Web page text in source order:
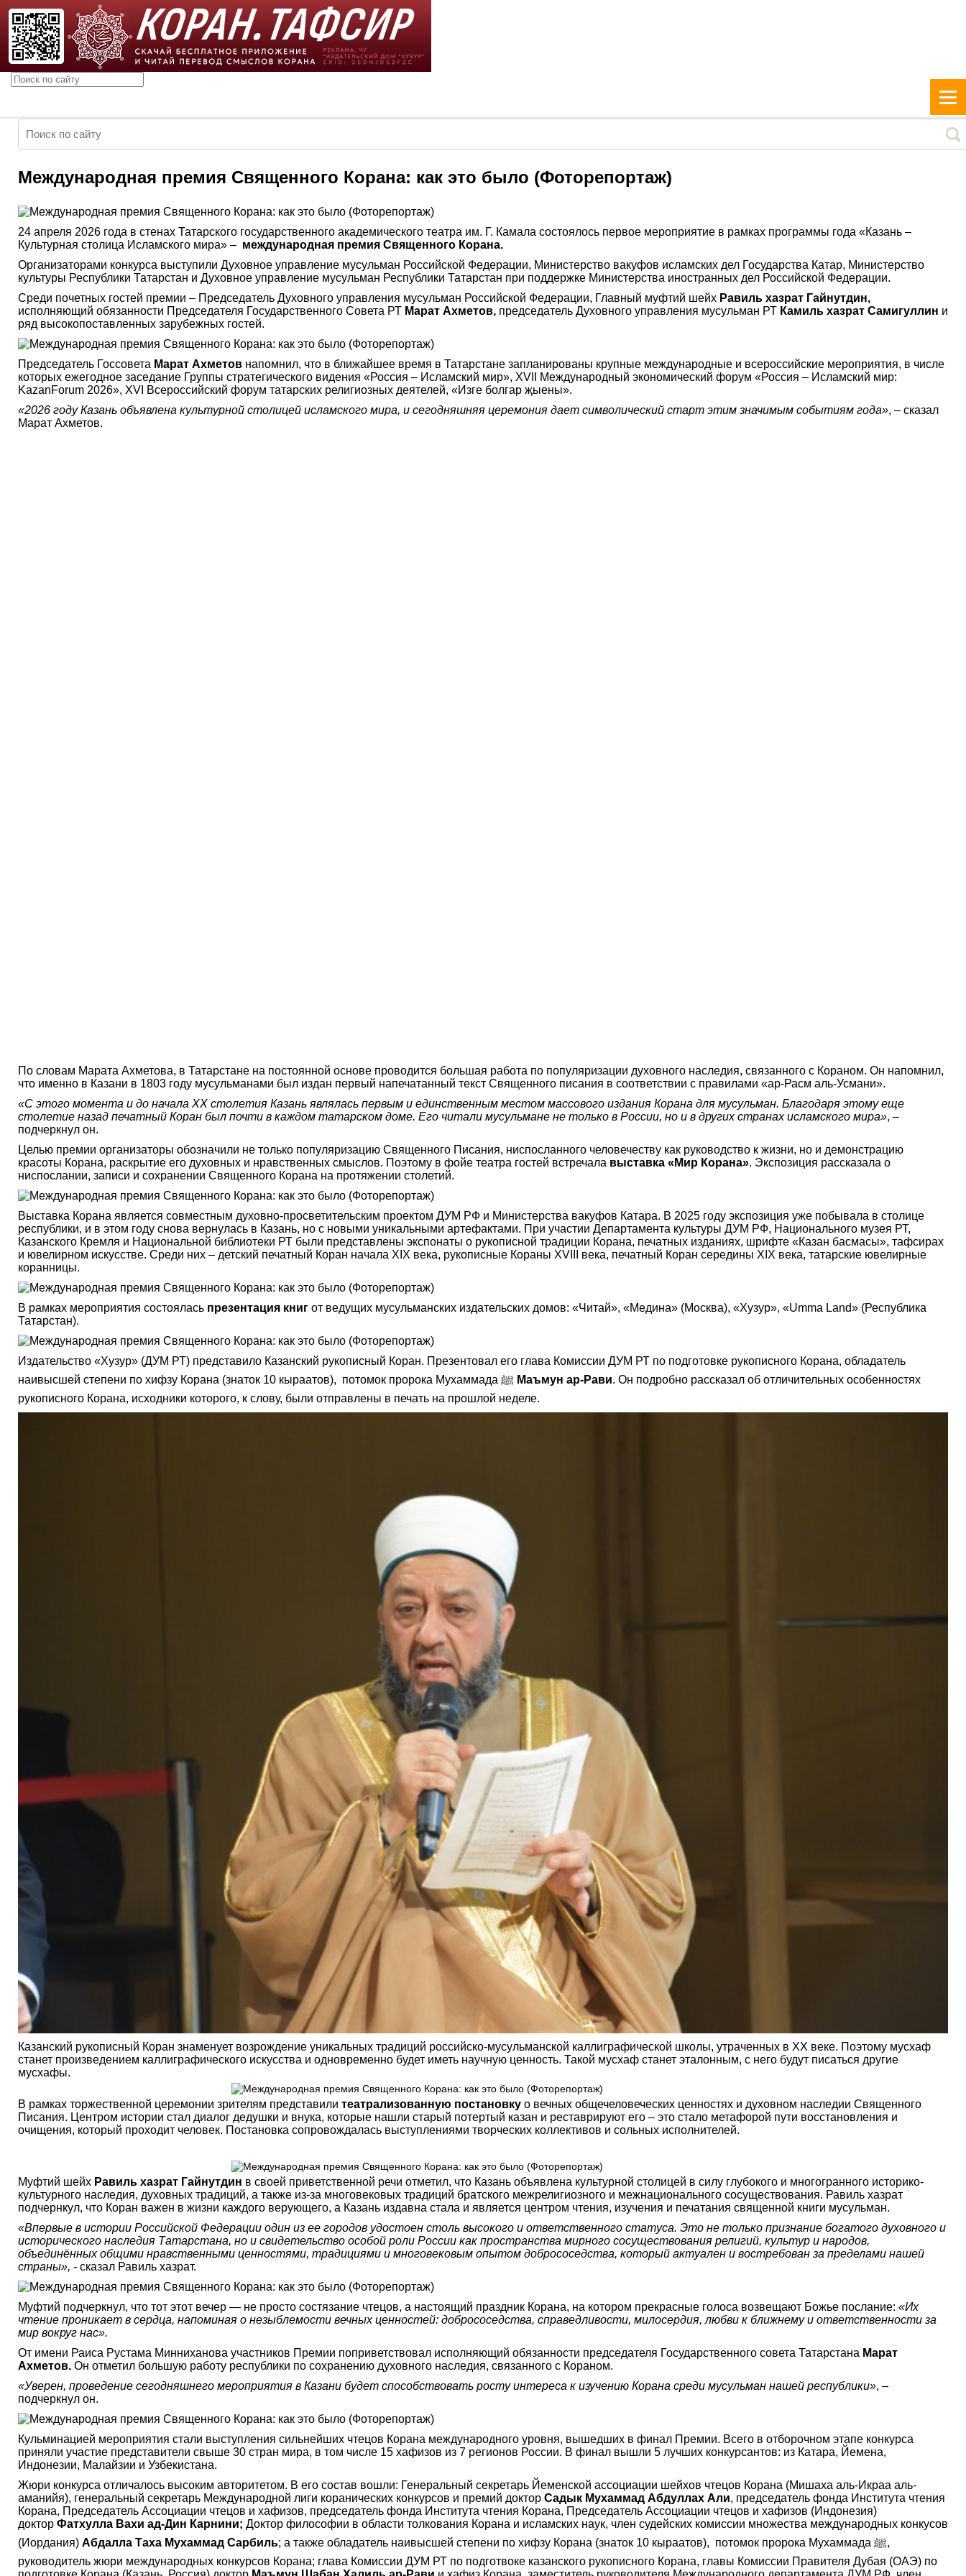
Международная премия Священного Корана: как это было (Фоторепортаж)
24 апреля 2026 года в стенах Татарского государственного академического театра им. Г. Камала состоялось первое мероприятие в рамках программы года «Казань –
Культурная столица Исламского мира» – международная премия Священного Корана.
Организаторами конкурса выступили Духовное управление мусульман Российской Федерации, Министерство вакуфов исламских дел Государства Катар, Министерство
культуры Республики Татарстан и Духовное управление мусульман Республики Татарстан при поддержке Министерства иностранных дел Российской Федерации.
Среди почетных гостей премии – Председатель Духовного управления мусульман Российской Федерации, Главный муфтий шейх Равиль хазрат Гайнутдин,
исполняющий обязанности Председателя Государственного Совета РТ Марат Ахметов, председатель Духовного управления мусульман РТ Камиль хазрат Самигуллин и
ряд высокопоставленных зарубежных гостей.
Председатель Госсовета Марат Ахметов напомнил, что в ближайшее время в Татарстане запланированы крупные международные и всероссийские мероприятия, в числе
которых ежегодное заседание Группы стратегического видения «Россия – Исламский мир», XVII Международный экономический форум «Россия – Исламский мир:
KazanForum 2026», XVI Всероссийский форум татарских религиозных деятелей, «Изге болгар җыены».
«2026 году Казань объявлена культурной столицей исламского мира, и сегодняшняя церемония дает символический старт этим значимым событиям года», – сказал
Марат Ахметов.
По словам Марата Ахметова, в Татарстане на постоянной основе проводится большая работа по популяризации духовного наследия, связанного с Кораном. Он напомнил,
что именно в Казани в 1803 году мусульманами был издан первый напечатанный текст Священного писания в соответствии с правилами «ар-Расм аль-Усмани».
«С этого момента и до начала ХХ столетия Казань являлась первым и единственным местом массового издания Корана для мусульман. Благодаря этому еще
столетие назад печатный Коран был почти в каждом татарском доме. Его читали мусульмане не только в России, но и в других странах исламского мира», –
подчеркнул он.
Целью премии организаторы обозначили не только популяризацию Священного Писания, ниспосланного человечеству как руководство к жизни, но и демонстрацию
красоты Корана, раскрытие его духовных и нравственных смыслов. Поэтому в фойе театра гостей встречала выставка «Мир Корана». Экспозиция рассказала о
ниспослании, записи и сохранении Священного Корана на протяжении столетий.
Выставка Корана является совместным духовно-просветительским проектом ДУМ РФ и Министерства вакуфов Катара. В 2025 году экспозиция уже побывала в столице
республики, и в этом году снова вернулась в Казань, но с новыми уникальными артефактами. При участии Департамента культуры ДУМ РФ, Национального музея РТ,
Казанского Кремля и Национальной библиотеки РТ были представлены экспонаты о рукописной традиции Корана, печатных изданиях, шрифте «Казан басмасы», тафсирах
и ювелирном искусстве. Среди них – детский печатный Коран начала XIX века, рукописные Кораны XVIII века, печатный Коран середины XIX века, татарские ювелирные
коранницы.
В рамках мероприятия состоялась презентация книг от ведущих мусульманских издательских домов: «Читай», «Медина» (Москва), «Хузур», «Umma Land» (Республика
Татарстан).
Издательство «Хузур» (ДУМ РТ) представило Казанский рукописный Коран. Презентовал его глава Комиссии ДУМ РТ по подготовке рукописного Корана, обладатель
Маъмун ар-Рави. Он подробно рассказал об отличительных особенностях
рукописного Корана, исходники которого, к слову, были отправлены в печать на прошлой неделе.
Казанский рукописный Коран знаменует возрождение уникальных традиций российско-мусульманской каллиграфической школы, утраченных в XX веке. Поэтому мусхаф
станет произведением каллиграфического искусства и одновременно будет иметь научную ценность. Такой мусхаф станет эталонным, с него будут писаться другие
мусхафы.
В рамках торжественной церемонии зрителям представили театрализованную постановку о вечных общечеловеческих ценностях и духовном наследии Священного
Писания. Центром истории стал диалог дедушки и внука, которые нашли старый потертый казан и реставрируют его – это стало метафорой пути восстановления и
очищения, который проходит человек. Постановка сопровождалась выступлениями творческих коллективов и сольных исполнителей.
Муфтий шейх Равиль хазрат Гайнутдин в своей приветственной речи отметил, что Казань объявлена культурной столицей в силу глубокого и многогранного историко-
культурного наследия, духовных традиций, а также из-за многовековых традиций братского межрелигиозного и межнационального сосуществования. Равиль хазрат
подчернкул, что Коран важен в жизни каждого верующего, а Казань издавна стала и является центром чтения, изучения и печатания священной книги мусульман.
«Впервые в истории Российской Федерации один из ее городов удостоен столь высокого и ответственного статуса. Это не только признание богатого духовного и
исторического наследия Татарстана, но и свидетельство особой роли России как пространства мирного сосуществования религий, культур и народов,
объединённых общими нравственными ценностями, традициями и многовековым опытом добрососедства, который актуален и востребован за пределами нашей
страны», - сказал Равиль хазрат.
Муфтий подчеркнул, что тот этот вечер — не просто состязание чтецов, а настоящий праздник Корана, на котором прекрасные голоса возвещают Божье послание: «Их
чтение проникает в сердца, напоминая о незыблемости вечных ценностей: добрососедства, справедливости, милосердия, любви к ближнему и ответственности за
мир вокруг нас».
От имени Раиса Рустама Минниханова участников Премии поприветствовал исполняющий обязанности председателя Государственного совета Татарстана Марат
Ахметов. Он отметил большую работу республики по сохранению духовного наследия, связанного с Кораном.
«Уверен, проведение сегодняшнего мероприятия в Казани будет способствовать росту интереса к изучению Корана среди мусульман нашей республики», –
подчеркнул он.
Кульминацией мероприятия стали выступления сильнейших чтецов Корана международного уровня, вышедших в финал Премии. Всего в отборочном этапе конкурса
приняли участие представители свыше 30 стран мира, в том числе 15 хафизов из 7 регионов России. В финал вышли 5 лучших конкурсантов: из Катара, Йемена,
Индонезии, Малайзии и Узбекистана.
Жюри конкурса отличалось высоким авторитетом. В его состав вошли: Генеральный секретарь Йеменской ассоциации шейхов чтецов Корана (Мишаха аль-Икраа аль-
аманийя), генеральный секретарь Международной лиги коранических конкурсов и премий доктор Садык Мухаммад Абдуллах Али, председатель фонда Института чтения
Корана, Председатель Ассоциации чтецов и хафизов, председатель фонда Института чтения Корана, Председатель Ассоциации чтецов и хафизов (Индонезия)
доктор Фатхулла Вахи ад-Дин Карнини; Доктор философии в области толкования Корана и исламских наук, член судейских комиссии множества международных конкусов
(Иордания) Абдалла Таха Мухаммад Сарбиль; а также обладатель наивысшей степени по хифзу Корана (знаток 10 кыраатов), потомок пророка Мухаммада ﷺ,
руководитель жюри международных конкурсов Корана; глава Комиссии ДУМ РТ по подготвоке казанского рукописного Корана, главы Комиссии Правителя Дубая (ОАЭ) по